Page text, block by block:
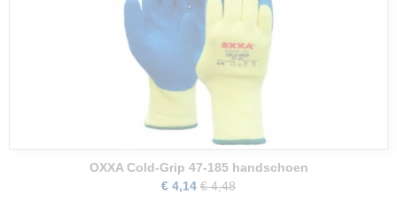
OXXA Cold-Grip 47-185 handschoen
€ 4,14 € 4,48